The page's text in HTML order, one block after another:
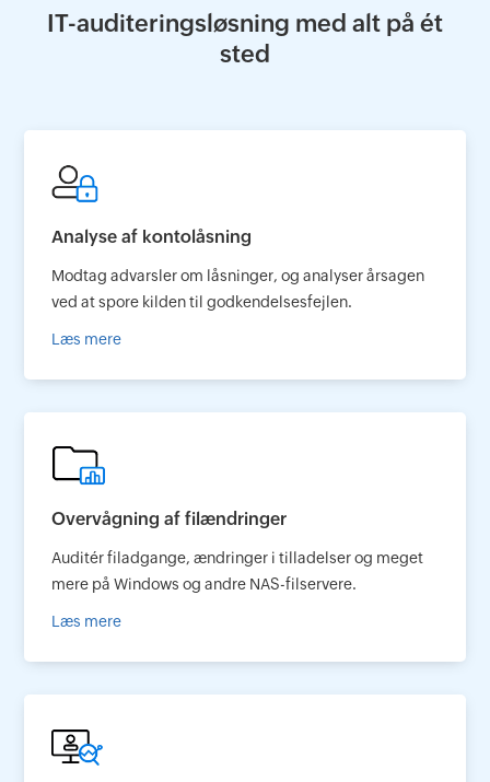
IT-auditeringsløsning med alt på ét
sted
Analyse af kontolåsning
Modtag advarsler om låsninger, og analyser årsagen
ved at spore kilden til godkendelsesfejlen.
Læs mere
Overvågning af filændringer
Auditér filadgange, ændringer i tilladelser og meget
mere på Windows og andre NAS-filservere.
Læs mere